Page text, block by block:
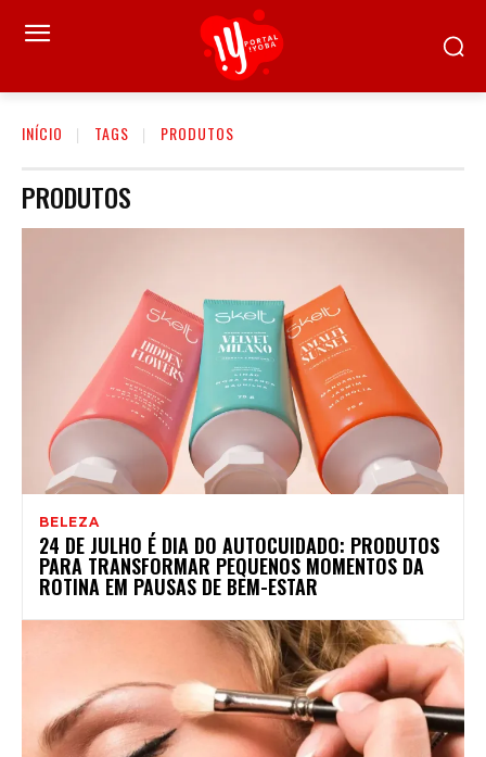
INÍCIO TAGS PRODUTOS
PRODUTOS
BELEZA
24 DE JULHO É DIA DO AUTOCUIDADO: PRODUTOS
PARA TRANSFORMAR PEQUENOS MOMENTOS DA
ROTINA EM PAUSAS DE BEM-ESTAR